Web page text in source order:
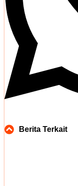
Berita Terkait